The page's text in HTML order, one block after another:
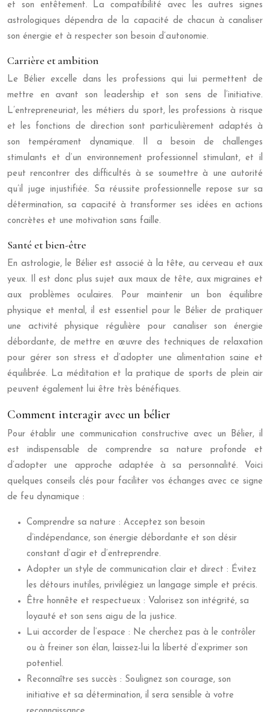
et son entêtement. La compatibilité avec les autres signes
astrologiques dépendra de la capacité de chacun à canaliser
son énergie et à respecter son besoin d’autonomie.
Carrière et ambition
Le Bélier excelle dans les professions qui lui permettent de
mettre en avant son leadership et son sens de l’initiative.
L’entrepreneuriat, les métiers du sport, les professions à risque
et les fonctions de direction sont particulièrement adaptés à
son tempérament dynamique. Il a besoin de challenges
stimulants et d’un environnement professionnel stimulant, et il
peut rencontrer des difficultés à se soumettre à une autorité
qu’il juge injustifiée. Sa réussite professionnelle repose sur sa
détermination, sa capacité à transformer ses idées en actions
concrètes et une motivation sans faille.
Santé et bien-être
En astrologie, le Bélier est associé à la tête, au cerveau et aux
yeux. Il est donc plus sujet aux maux de tête, aux migraines et
aux problèmes oculaires. Pour maintenir un bon équilibre
physique et mental, il est essentiel pour le Bélier de pratiquer
une activité physique régulière pour canaliser son énergie
débordante, de mettre en œuvre des techniques de relaxation
pour gérer son stress et d’adopter une alimentation saine et
équilibrée. La méditation et la pratique de sports de plein air
peuvent également lui être très bénéfiques.
Comment interagir avec un bélier
Pour établir une communication constructive avec un Bélier, il
est indispensable de comprendre sa nature profonde et
d’adopter une approche adaptée à sa personnalité. Voici
quelques conseils clés pour faciliter vos échanges avec ce signe
de feu dynamique :
Comprendre sa nature : Acceptez son besoin
d’indépendance, son énergie débordante et son désir
constant d’agir et d’entreprendre.
Adopter un style de communication clair et direct : Évitez
les détours inutiles, privilégiez un langage simple et précis.
Être honnête et respectueux : Valorisez son intégrité, sa
loyauté et son sens aigu de la justice.
Lui accorder de l’espace : Ne cherchez pas à le contrôler
ou à freiner son élan, laissez-lui la liberté d’exprimer son
potentiel.
Reconnaître ses succès : Soulignez son courage, son
initiative et sa détermination, il sera sensible à votre